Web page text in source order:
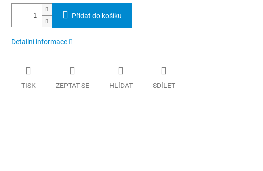
Přidat do košíku
Detailní informace
TISK ZEPTAT SE HLÍDAT SDÍLET